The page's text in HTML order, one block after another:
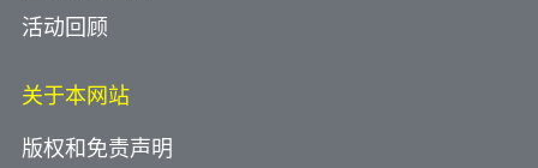
活动回顾
关于本网站
版权和免责声明